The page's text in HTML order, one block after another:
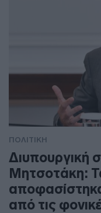
ΠΟΛΙΤΙΚΗ
Διυπουργική
Μητσοτάκη:
από τις